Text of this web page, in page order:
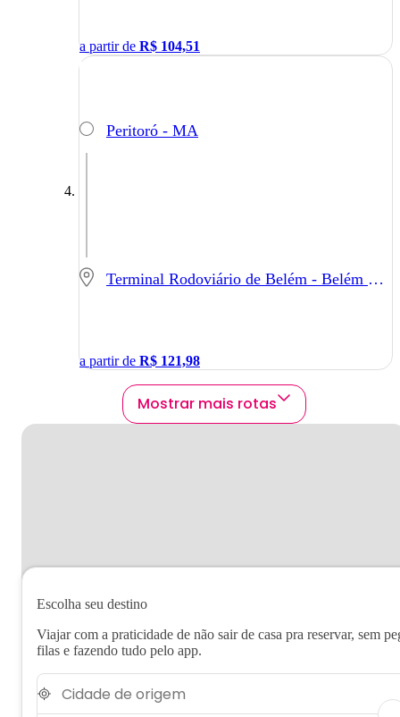
a partir de R$ 104,51
Peritoró - MA
Terminal Rodoviário de Belém - Belém - PA
a partir de R$ 121,98
Mostrar mais rotas
Escolha seu destino
Viajar com a praticidade de não sair de casa pra reservar, sem
filas e fazendo tudo pelo app.